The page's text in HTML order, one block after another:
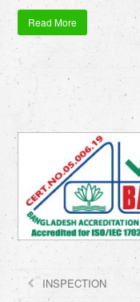
Read More
INSPECTION